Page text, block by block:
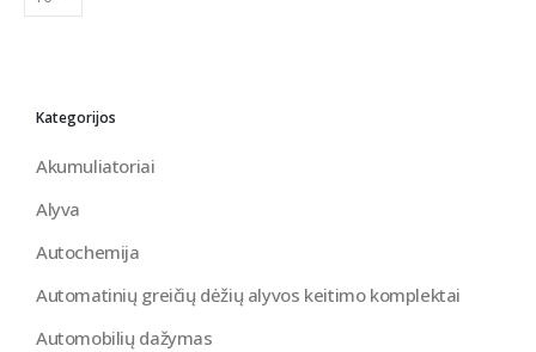
Kategorijos
Akumuliatoriai
Alyva
Autochemija
Automatinių greičių dėžių alyvos keitimo komplektai
Automobilių dažymas